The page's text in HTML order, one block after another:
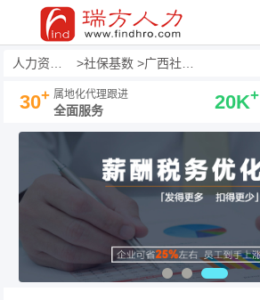
社保基数 广西社保基数
30+ 属地化代理跟进
全面服务 20K+